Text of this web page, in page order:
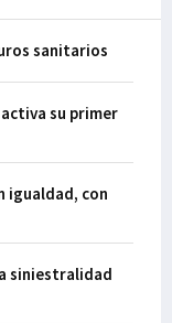
sanitarios
su primer
igualdad, con
siniestralidad